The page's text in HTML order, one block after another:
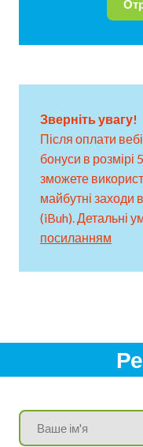
Зверніть увагу!
Після оплати
бонуси в розмірі
зможете
майбутні заходи
(iBuh). Детальні
посиланням